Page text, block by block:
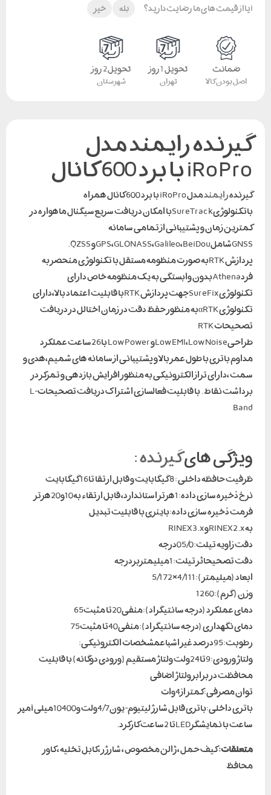
آیا از قیمت های ما رضایت دارید؟ بله خیر
ضمانت
اصل بودن کالا
تحویل 1 روز
تهران
تحویل 2 روز
شهرستان
گیرنده رایمند مدل
iRoPro با برد 600 کانال
گیرندهرایمند
مدل iRoPro با برد 600 کانال همراه
باتکنولوژیSureTrackبا امکان دریافت سریع سیگنال ماهواره در
کمترین زمان و پشتیبانی از تمامی سامانه
GNSSشاملGPS،GLONASS،Galileo،BeiDouو QZSS.
پردازشRTKبه صورت منظومه مستقل با تکنولوژی منحصر به
فردAthenaبدون وابستگی به یک منظومه خاص دارای
تکنولوژیSureFixجهت پردازشRTKبا قابلیت اعتماد بالا،دارای
تکنولوژیαRTKبه منظور حفظ دقت در زمان اختالل در دریافت
تصحیحاتRTK
طراحیLow EMI،Low Noiseو Low Power با26ساعت عملکرد
مداوم باتری با طول عمر بالا و پشتیبانی از سامانه های شمیم،هدی و
سمت ،دارای تراز الکترونیکی به منظور افزایش بازدهی و تمرکز در
برداشت نقاط . با قابلیت فعالسازی اشتراک دریافت تصحیحاتL-
Band
ویژگی هایگیرنده:
ظرفیت حافظه داخلی : 8 گیگابایت و قابل ارتقا تا16 گیگابایت
نرخ ذخیره سازی داده:1هرتز استاندارد، قابل ارتقاء به10و20هرتز
فرمت ذخیره سازی داده:باینری با قابلیت تبدیل
بهRINEX2.xوRINEX3.x
دقت زاویه تیلت:05/0درجه
دقت تصحیحاثر تیلت:1میلیمتربردرجه
ابعاد (میلیمتر):4/111×5/172
وزن (گرم):1260
دمای عملکرد (درجه سانتیگراد):منفی20تا مثبت65
دمای نگهداری (درجه سانتیگراد):منفی40تا مثبت75
رطوبت:95درصد غیر اشباعمشخصات الکترونیکی:
ولتاژ ورودی:9تا24ولت ولتاژ مستقیم (ورودی دوگانه) با قابلیت
محافظت در برابر ولتاژ اضافی
توان مصرفی:کمتر از4وات
باتری داخلی:باتری قابل شارژ لیتیوم-یون4/7ولت و10400میلی آمپر
ساعت با نمایشگرLEDتا 2ساعت کارکرد.
متعلقات:کیف حمل ، ژالن مخصوص ، شارژر ،کابل تخلیه ، کاور
محافظ